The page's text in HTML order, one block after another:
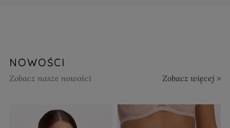
NOWOŚCI
Zobacz nasze nowości Zobacz więcej >